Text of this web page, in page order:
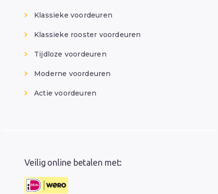
Klassieke voordeuren
Klassieke rooster voordeuren
Tijdloze voordeuren
Moderne voordeuren
Actie voordeuren
Veilig online betalen met: